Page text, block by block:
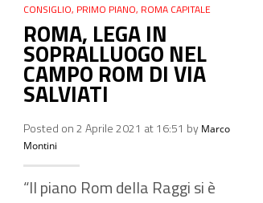
CONSIGLIO, PRIMO PIANO, ROMA CAPITALE
ROMA, LEGA IN
SOPRALLUOGO NEL
CAMPO ROM DI VIA
SALVIATI
Posted on 2 Aprile 2021 at 16:51 by Marco
Montini
“Il piano Rom della Raggi si è